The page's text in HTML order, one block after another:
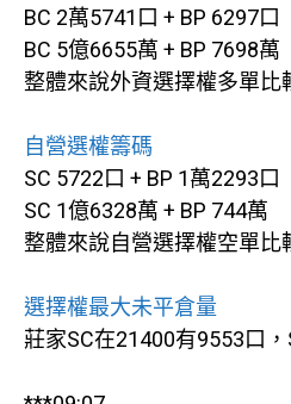
BC 2萬5741口 + BP 6297口
BC 5億6655萬 + BP 7698萬
整體來說外資選擇權多單比
自營選權籌碼
SC 5722口 + BP 1萬2293口
SC 1億6328萬 + BP 744萬
整體來說自營選擇權空單比
選擇權最大未平倉量
莊家SC在21400有9553口